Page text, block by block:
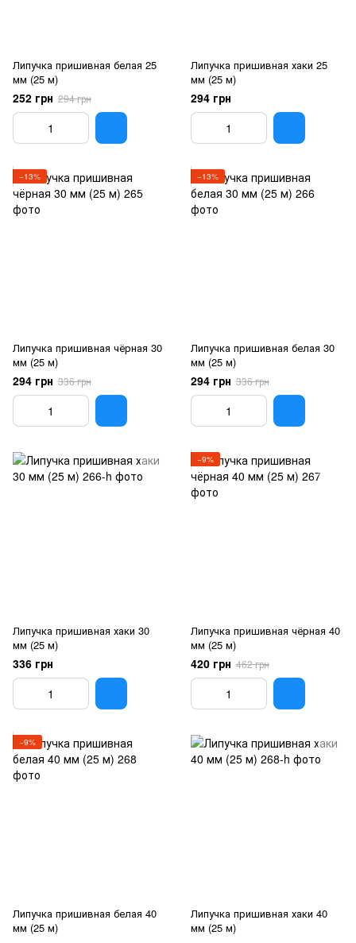
Липучка пришивная белая 25
мм (25 м)
252 грн 294 грн
Липучка пришивная хаки 25
мм (25 м)
294 грн
−13%
Липучка пришивная чёрная 30
мм (25 м)
294 грн 336 грн
−13%
Липучка пришивная белая 30
мм (25 м)
294 грн 336 грн
Липучка пришивная хаки 30
мм (25 м)
336 грн
−9%
Липучка пришивная чёрная 40
мм (25 м)
420 грн 462 грн
−9%
Липучка пришивная белая 40
мм (25 м)
Липучка пришивная хаки 40
мм (25 м)